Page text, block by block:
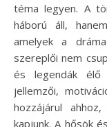
téma legyen. A
háború áll,
amelyek a
szereplői nem
és legendák élő
jellemzői,
hozzájárul
kapjunk. A hősök